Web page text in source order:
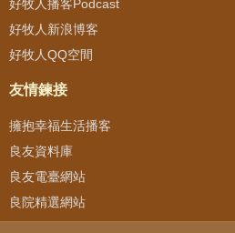
好牧人播客Podcast
好牧人新浪博客
好牧人QQ空間
友情鍊接
擁抱幸福生活播客
良友資料庫
良友電臺網站
良院精選網站